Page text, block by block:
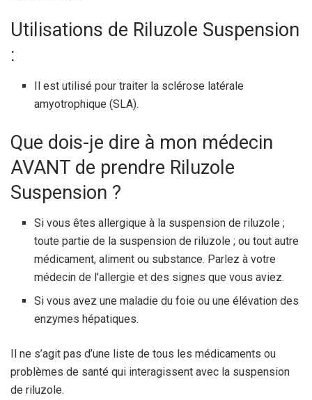
Utilisations de Riluzole Suspension
:
Il est utilisé pour traiter la sclérose latérale
amyotrophique (SLA).
Que dois-je dire à mon médecin
AVANT de prendre Riluzole
Suspension ?
Si vous êtes allergique à la suspension de riluzole ;
toute partie de la suspension de riluzole ; ou tout autre
médicament, aliment ou substance. Parlez à votre
médecin de l’allergie et des signes que vous aviez.
Si vous avez une maladie du foie ou une élévation des
enzymes hépatiques.
Il ne s’agit pas d’une liste de tous les médicaments ou
problèmes de santé qui interagissent avec la suspension
de riluzole.